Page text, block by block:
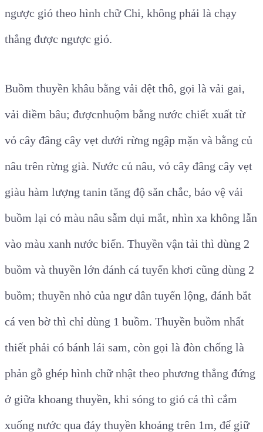
ngược gió theo hình chữ Chi, không phải là chạy
thẳng được ngược gió.
Buồm thuyền khâu bằng vải dệt thô, gọi là vải gai,
vải diềm bâu; đượcnhuộm bằng nước chiết xuất từ
vỏ cây đâng cây vẹt dưới rừng ngập mặn và bằng củ
nâu trên rừng già. Nước củ nâu, vỏ cây đâng cây vẹt
giàu hàm lượng tanin tăng độ săn chắc, bảo vệ vải
buồm lại có màu nâu sẫm dụi mắt, nhìn xa không lẫn
vào màu xanh nước biển. Thuyền vận tải thì dùng 2
buồm và thuyền lớn đánh cá tuyến khơi cũng dùng 2
buồm; thuyền nhỏ của ngư dân tuyến lộng, đánh bắt
cá ven bờ thì chỉ dùng 1 buồm. Thuyền buồm nhất
thiết phải có bánh lái sam, còn gọi là đòn chống là
phản gỗ ghép hình chữ nhật theo phương thẳng đứng
ở giữa khoang thuyền, khi sóng to gió cả thì cắm
xuống nước qua đáy thuyền khoảng trên 1m, để giữ